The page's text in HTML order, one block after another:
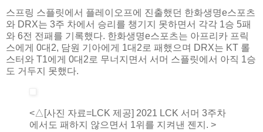
스프링 스플릿에서 플레이오프에 진출했던 한화생명e스포츠
와 DRX는 3주 차에서 승리를 챙기지 못하면서 각각 1승 5패
와 6전 전패를 기록했다. 한화생명e스포츠는 아프리카 프릭
스에게 0대2, 담원 기아에게 1대2로 패했으며 DRX는 KT 롤
스터와 T1에게 0대2로 무너지면서 서머 스플릿에서 아직 1승
도 거두지 못했다.
<△[사진 자료=LCK 제공] 2021 LCK 서머 3주차
에서도 패하지 않으면서 1위를 지켜낸 젠지. >